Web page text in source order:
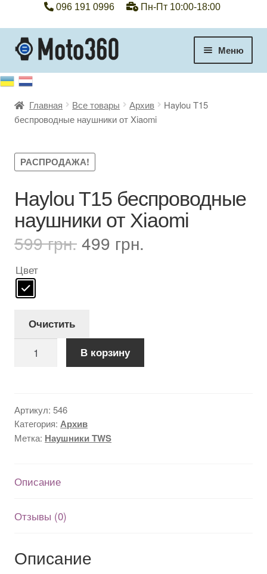
096 191 0996 Пн-Пт 10:00-18:00
Перейти
к
навигации
Перейти
к
содержимому
Меню
+38 096 191 0996
Категории
Оплата, доставка
Контакты
Отзывы
Главная Все товары Архив
Haylou T15
беспроводные наушники от Xiaomi
РАСПРОДАЖА!
Haylou T15 беспроводные
наушники от Xiaomi
599грн. Первоначальная
цена
499 грн.
Цвет
Очистить
товара
наушники
от
Xiaomi
В корзину
Артикул:546
Категория: Архив
Метка: Наушники TWS
Описание
Отзывы (0)
Описание